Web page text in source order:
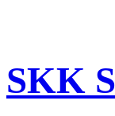
SKK